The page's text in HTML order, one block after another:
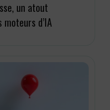
un atout
d’IA